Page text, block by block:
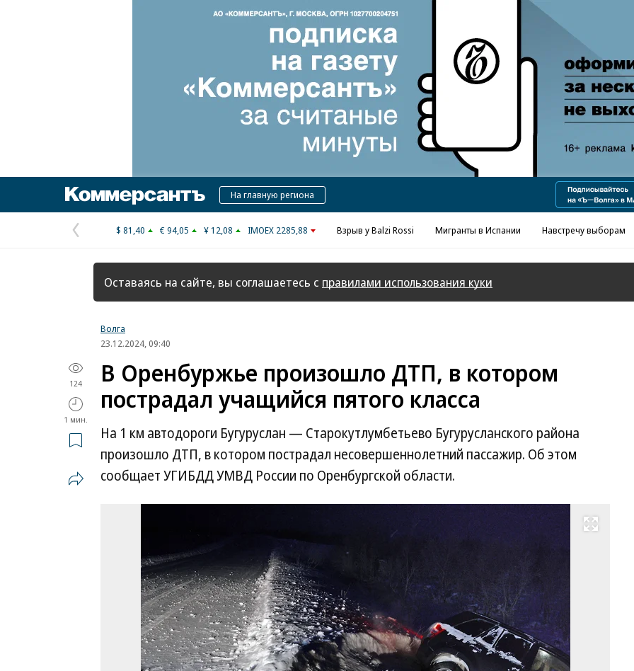
Реклама в «Ъ» www.kommersant.ru/ad
КоммерсантъНа главную региона
Предыдущая
страница
$ 81,40 € 94,05 ¥ 12,08 IMOEX 2285,88 Взрыв у Balzi Rossi Мигранты в Испании Навстречу выборам
Оставаясь на сайте, вы соглашаетесь с правилами использования куки
Волга
23.12.2024, 09:40
124
1 мин.
В Оренбуржье произошло ДТП, в котором
пострадал учащийся пятого класса
На 1 км автодороги Бугуруслан — Старокутлумбетьево Бугурусланского района
произошло ДТП, в котором пострадал несовершеннолетний пассажир. Об этом
сообщает УГИБДД УМВД России по Оренбургской области.
Развернуть на весь экран